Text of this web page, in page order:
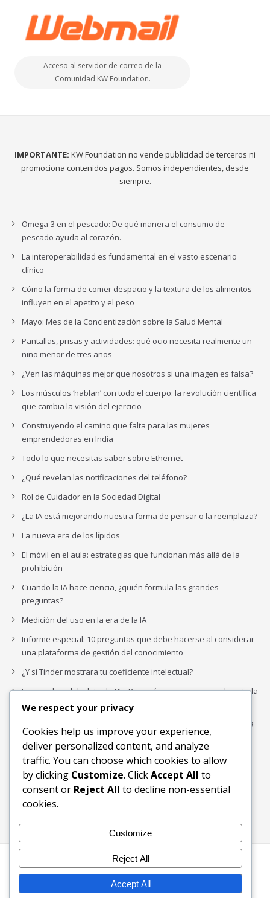
Acceso al servidor de correo de la
Comunidad KW Foundation.
IMPORTANTE: KW Foundation no vende publicidad de terceros ni
promociona contenidos pagos. Somos independientes, desde
siempre.
Omega-3 en el pescado: De qué manera el consumo de
pescado ayuda al corazón.
La interoperabilidad es fundamental en el vasto escenario
clínico
Cómo la forma de comer despacio y la textura de los alimentos
influyen en el apetito y el peso
Mayo: Mes de la Concientización sobre la Salud Mental
Pantallas, prisas y actividades: qué ocio necesita realmente un
niño menor de tres años
¿Ven las máquinas mejor que nosotros si una imagen es falsa?
Los músculos ‘hablan’ con todo el cuerpo: la revolución científica
que cambia la visión del ejercicio
Construyendo el camino que falta para las mujeres
emprendedoras en India
Todo lo que necesitas saber sobre Ethernet
¿Qué revelan las notificaciones del teléfono?
Rol de Cuidador en la Sociedad Digital
¿La IA está mejorando nuestra forma de pensar o la reemplaza?
La nueva era de los lípidos
El móvil en el aula: estrategias que funcionan más allá de la
prohibición
Cuando la IA hace ciencia, ¿quién formula las grandes
preguntas?
Medición del uso en la era de la IA
Informe especial: 10 preguntas que debe hacerse al considerar
una plataforma de gestión del conocimiento
¿Y si Tinder mostrara tu coeficiente intelectual?
La paradoja del piloto de IA: ¿Por qué crece exponencialmente la
complejidad de la IA empresarial?
Los organigramas de marketing se crearon para los canales. La
IA acaba de dejarlos obsoletos.
Buscar
Buscar
Inicio Blog
Bloques Temáticos
Contactos
We respect your privacy
Cookies help us improve your experience,
deliver personalized content, and analyze
traffic. You can choose which cookies to allow
by clicking Customize. ClickAccept All to
consent or Reject All to decline non-essential
cookies.
Customize
Reject All
Accept All